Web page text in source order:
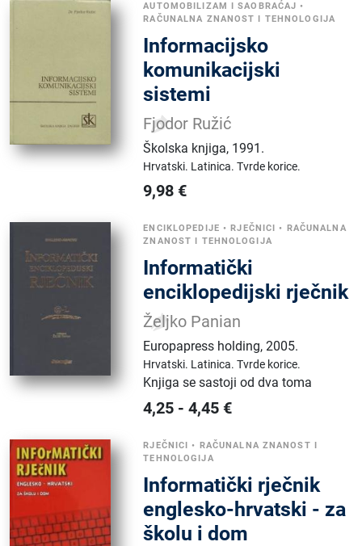
AUTOMOBILIZAM I SAOBRAĆAJ •
RAČUNALNA ZNANOST I TEHNOLOGIJA
Informacijsko
komunikacijski
sistemi
Fjodor Ružić
Školska knjiga, 1991.
Hrvatski. Latinica.Tvrde korice.
9,98 €
ENCIKLOPEDIJE •RJEČNICI • RAČUNALNA
ZNANOST I TEHNOLOGIJA
Informatički
enciklopedijski rječnik
Željko Panian
Europapress holding,2005.
Hrvatski. Latinica.Tvrde korice.
Knjiga se sastoji od dva toma
4,25 -4,45 €
RJEČNICI • RAČUNALNA ZNANOST I
TEHNOLOGIJA
Informatički rječnik
englesko-hrvatski - za
školu i dom